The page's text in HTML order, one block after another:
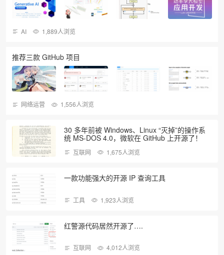
AI 1,889人浏览
推荐三款 GitHub 项目
网络运营 1,556人浏览
30 多年前被 Windows、Linux “灭掉”的操作系
统 MS-DOS 4.0，微软在 GitHub 上开源了！
互联网 1,675人浏览
一款功能强大的开源 IP 查询工具
工具 1,923人浏览
红警源代码居然开源了….
互联网 4,012人浏览